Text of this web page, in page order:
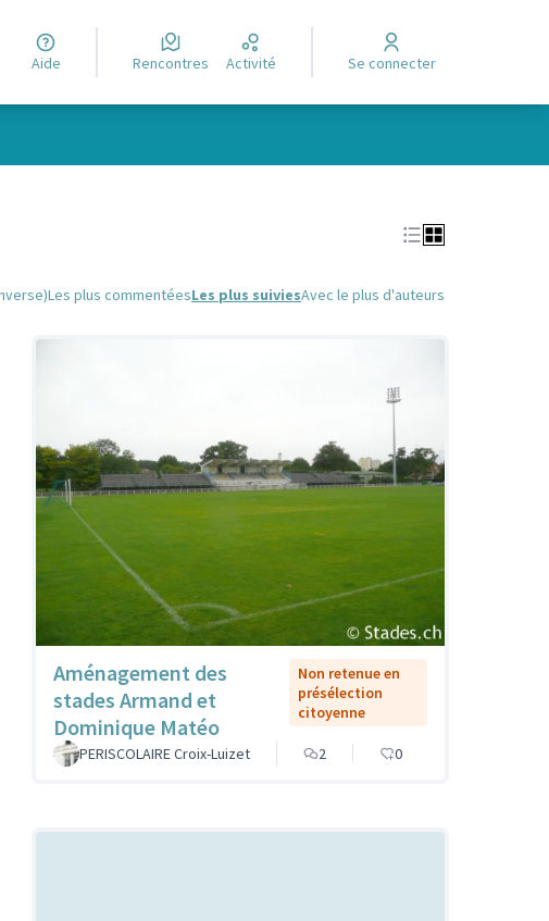
Aide Rencontres Activité Se connecter
Les plus commentéesLes plus suiviesAvec le plus d'auteurs
Aménagement des
stades Armand et
Dominique Matéo
Non retenue en
présélection
citoyenne
PERISCOLAIRE Croix-Luizet 2 0